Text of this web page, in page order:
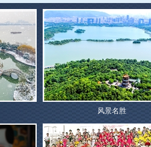
风景名胜